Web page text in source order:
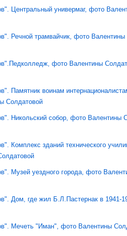
Центральный универмаг, фото
Речной трамвайчик, фото Валентины
фото Валентины
Памятник воинам
Солдатовой
Никольский собор, фото Валентины
Комплекс зданий технического
Музей уездного города, фото
Дом, где жил Б.Л.Пастернак в 1941-
Мечеть "Иман", фото Валентины